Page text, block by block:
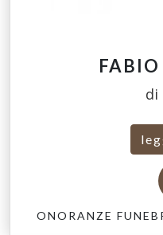
di
ONORANZE